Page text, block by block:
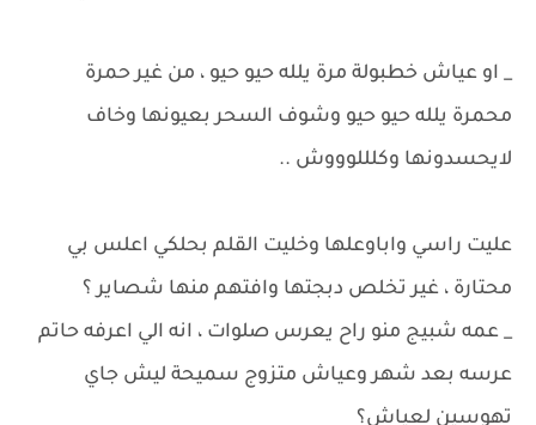
_ او عياش خطبولة مرة يلله حيو حيو ، من غير حمرة
محمرة يلله حيو حيو وشوف السحر بعيونها وخاف
لايحسدونها وكلللوووش ..
عليت راسي واباوعلها وخليت القلم بحلكي اعلس بي
محتارة ، غير تخلص دبجتها وافتهم منها شصاير ؟
_ عمه شبيج منو راح يعرس صلوات ، انه الي اعرفه حاتم
عرسه بعد شهر وعياش متزوج سميحة ليش جاي
تهوسين لعياش؟